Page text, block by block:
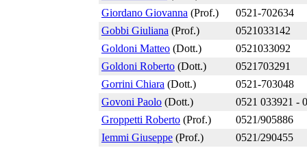
Giordano Giovanna (Prof.)
0521-702634
Gobbi Giuliana (Prof.)
0521033142
Goldoni Matteo (Dott.)
0521033092
Goldoni Roberto (Dott.)
0521703291
Gorrini Chiara (Dott.)
0521-703048
Govoni Paolo (Dott.)
0521 033921 -
Groppetti Roberto (Prof.)
0521/905886
Iemmi Giuseppe (Prof.)
0521/290455